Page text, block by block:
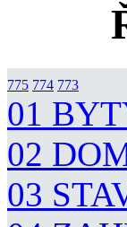
775 774 773
01
02
03